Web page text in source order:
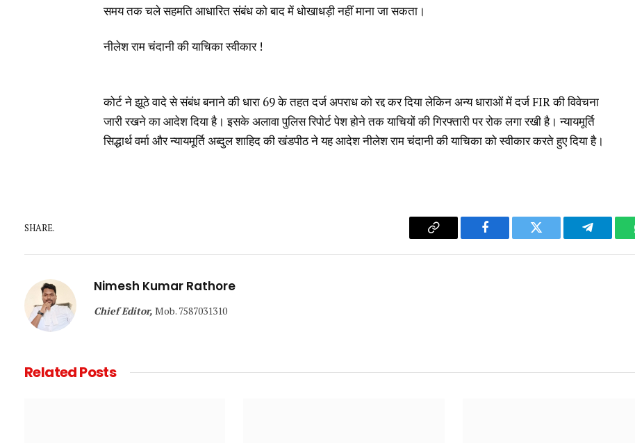
समय तक चले सहमति आधारित संबंध को बाद में धोखाधड़ी नहीं माना जा सकता।
नीलेश राम चंदानी की याचिका स्वीकार !
कोर्ट ने झूठे वादे से संबंध बनाने की धारा 69 के तहत दर्ज अपराध को रद्द कर दिया लेकिन अन्य धाराओं में दर्ज FIR की विवेचना
जारी रखने का आदेश दिया है। इसके अलावा पुलिस रिपोर्ट पेश होने तक याचियों की गिरफ्तारी पर रोक लगा रखी है। न्यायमूर्ति
सिद्धार्थ वर्मा और न्यायमूर्ति अब्दुल शाहिद की खंडपीठ ने यह आदेश नीलेश राम चंदानी की याचिका को स्वीकार करते हुए दिया है।
SHARE.
Copy
Facebook Twitter Telegram
Nimesh Kumar Rathore
Chief Editor, Mob. 7587031310
RelatedPosts